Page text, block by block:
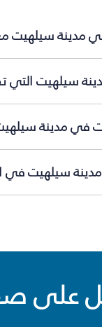
مدينة سيلهيت
سيلهيت التي
في مدينة
سيلهيت في
على